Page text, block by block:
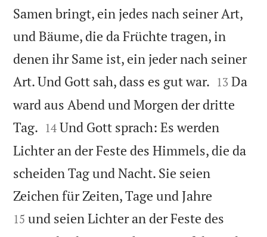
Samen bringt, ein jedes nach seiner Art,
und Bäume, die da Früchte tragen, in
denen ihr Same ist, ein jeder nach seiner
Art. Und Gott sah, dass es gut war. 

13 Da
ward aus Abend und Morgen der dritte
Tag. 

14 Und Gott sprach: Es werden
Lichter an der Feste des Himmels, die da
scheiden Tag und Nacht. Sie seien
Zeichen für Zeiten, Tage und Jahre
15 und seien Lichter an der Feste des